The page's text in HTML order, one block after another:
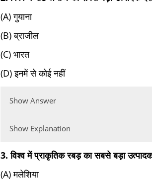
(A) गुयाना
(B) ब्राजील
(C) भारत
(D) इनमें से कोई नहीं
Show Answer
Show Explanation
3. विश्व में प्राकृतिक रबड़ का सबसे बड़ा
(A) मलेशिया